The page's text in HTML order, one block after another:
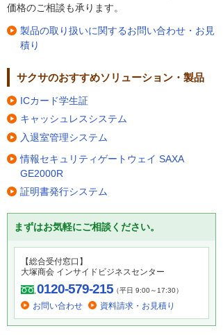
価格のご相談も承ります。
製品の取り扱いに関するお問い合わせ・お見
積り
サクサのおすすめソリューション・製品
ICカード学生証
キャッシュレスシステム
入退室管理システム
情報セキュリティゲートウェイ SAXA
GE2000R
証明書発行システム
まずはお気軽にご相談ください。
【総合受付窓口】
大塚商会 インサイドビジネスセンター
0120-579-215（平日 9:00～17:30）
お問い合わせ 資料請求・お見積り